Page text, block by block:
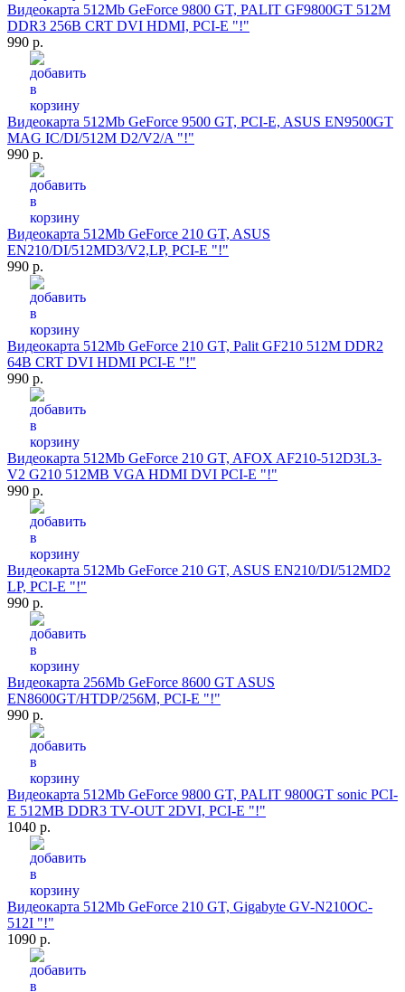
Видеокарта 512Mb GeForce 9800 GT, PALIT GF9800GT 512M
DDR3 256B CRT DVI HDMI, PCI-E "!"
990 р.
Видеокарта 512Mb GeForce 9500 GT, PCI-E, ASUS EN9500GT
MAG IC/DI/512M D2/V2/A "!"
990 р.
Видеокарта 512Mb GeForce 210 GT, ASUS
EN210/DI/512MD3/V2,LP, PCI-E "!"
990 р.
Видеокарта 512Mb GeForce 210 GT, Palit GF210 512M DDR2
64B CRT DVI HDMI PCI-E "!"
990 р.
Видеокарта 512Mb GeForce 210 GT, AFOX AF210-512D3L3-
V2 G210 512MB VGA HDMI DVI PCI-E "!"
990 р.
Видеокарта 512Mb GeForce 210 GT, ASUS EN210/DI/512MD2
LP, PCI-E "!"
990 р.
Видеокарта 256Mb GeForce 8600 GT ASUS
EN8600GT/HTDP/256M, PCI-E "!"
990 р.
Видеокарта 512Mb GeForce 9800 GT, PALIT 9800GT sonic PCI-
E 512MB DDR3 TV-OUT 2DVI, PCI-E "!"
1040 р.
Видеокарта 512Mb GeForce 210 GT, Gigabyte GV-N210OC-
512I "!"
1090 р.